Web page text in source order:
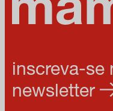
inscreva-se
newsletter